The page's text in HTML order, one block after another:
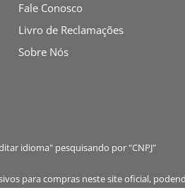
Fale Conosco
Livro de Reclamações
Sobre Nós
idioma" pesquisando por "CNPJ"
para compras neste site oficial,